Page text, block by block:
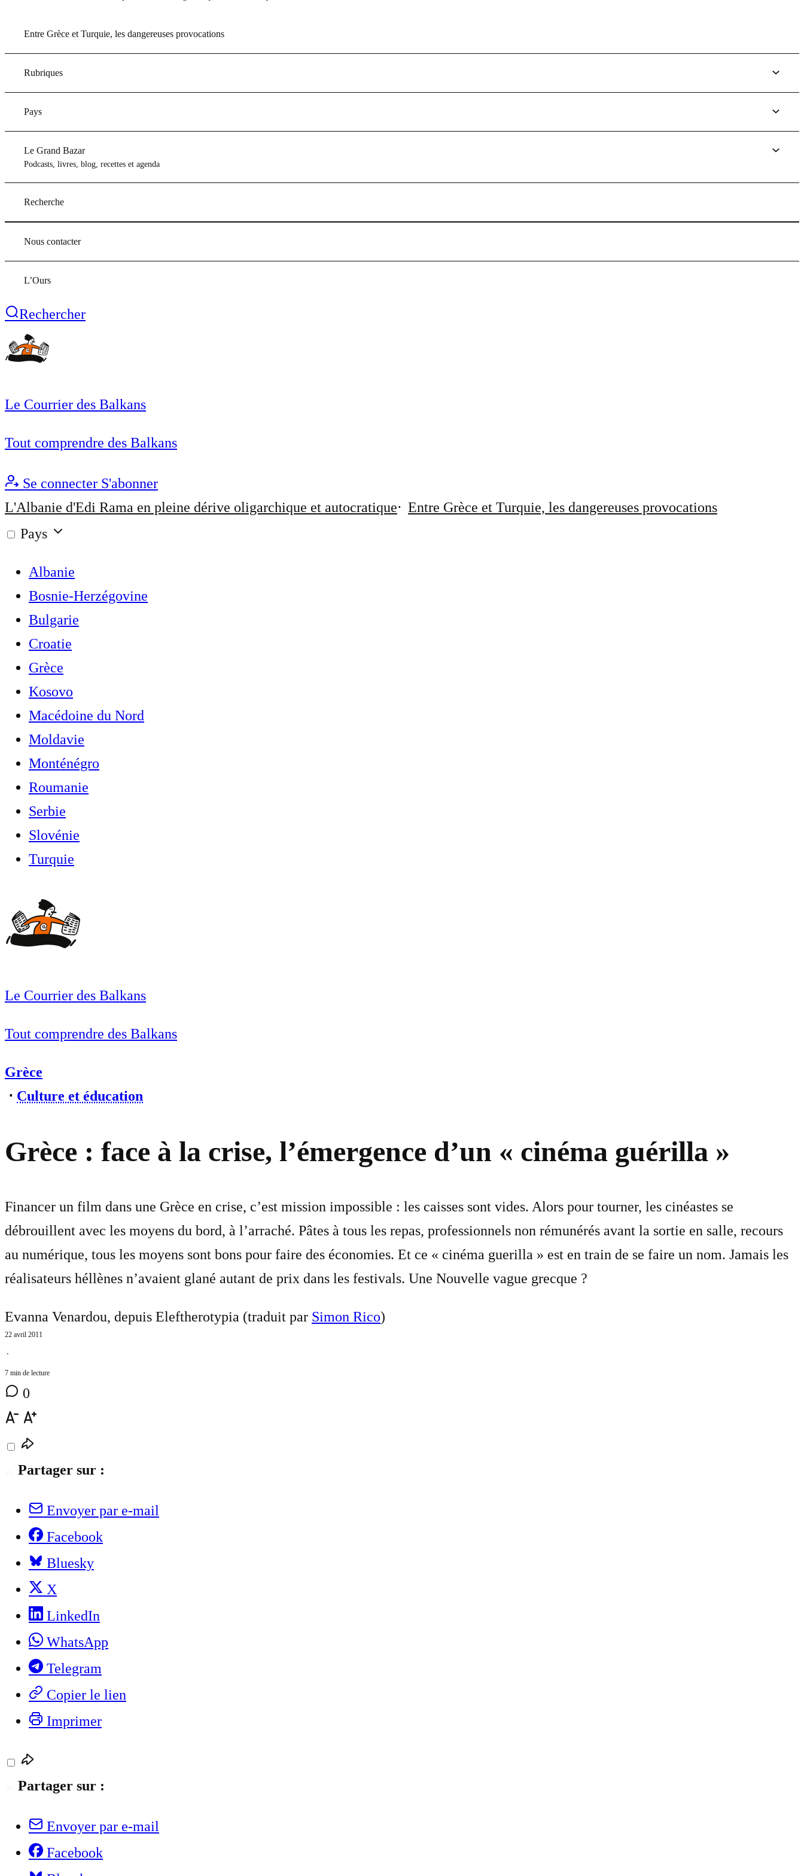
Entre Grèce et Turquie, les dangereuses provocations
Rubriques
Pays
Le Grand Bazar
Podcasts, livres, blog, recettes et agenda
Recherche
Nous contacter
L’Ours
Rechercher
Le Courrier des Balkans
Tout comprendre des Balkans
Se connecter S'abonner
L'Albanie d'Edi Rama en pleine dérive oligarchique et autocratique
Entre Grèce et Turquie, les dangereuses provocations
Pays
Albanie
Bosnie-Herzégovine
Bulgarie
Croatie
Grèce
Kosovo
Macédoine du Nord
Moldavie
Monténégro
Roumanie
Serbie
Slovénie
Turquie
Le Courrier des Balkans
Tout comprendre des Balkans
Grèce
⋅ Culture et éducation
Grèce : face à la crise, l’émergence d’un « cinéma guérilla »
Financer un film dans une Grèce en crise, c’est mission impossible : les caisses sont vides. Alors pour tourner, les cinéastes se
débrouillent avec les moyens du bord, à l’arraché. Pâtes à tous les repas, professionnels non rémunérés avant la sortie en salle, recours
au numérique, tous les moyens sont bons pour faire des économies. Et ce « cinéma guerilla » est en train de se faire un nom. Jamais les
réalisateurs héllènes n’avaient glané autant de prix dans les festivals. Une Nouvelle vague grecque ?
Evanna Venardou, depuis Eleftherotypia (traduit par Simon Rico)
22 avril 2011
⋅
7 min de lecture
0
Partager sur :
Envoyer par e-mail
Facebook
Bluesky
X
LinkedIn
WhatsApp
Telegram
Copier le lien
Imprimer
Partager sur :
Envoyer par e-mail
Facebook